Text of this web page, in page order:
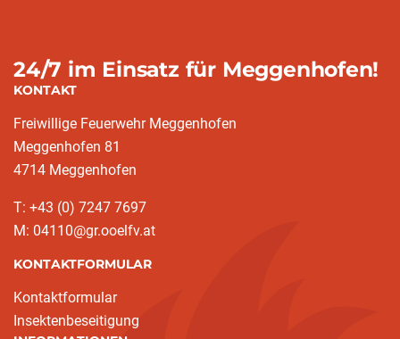
24/7 im Einsatz für Meggenhofen!
KONTAKT
Freiwillige Feuerwehr Meggenhofen
Meggenhofen 81
4714 Meggenhofen
T: +43 (0) 7247 7697
M: 04110@gr.ooelfv.at
KONTAKTFORMULAR
Kontaktformular
Insektenbeseitigung